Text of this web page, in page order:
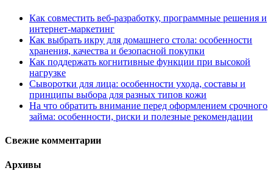
Как совместить веб-разработку, программные решения и
интернет-маркетинг
Как выбрать икру для домашнего стола: особенности
хранения, качества и безопасной покупки
Как поддержать когнитивные функции при высокой
нагрузке
Сыворотки для лица: особенности ухода, составы и
принципы выбора для разных типов кожи
На что обратить внимание перед оформлением срочного
займа: особенности, риски и полезные рекомендации
Свежие комментарии
Архивы